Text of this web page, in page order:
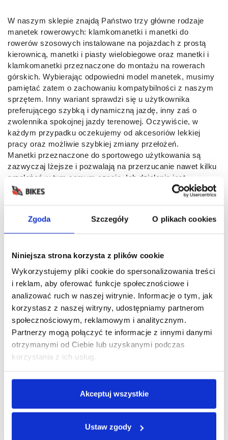
Zgoda Szczegóły O plikach cookies
Niniejsza strona korzysta z plików cookie
Wykorzystujemy pliki cookie do spersonalizowania treści
i reklam, aby oferować funkcje społecznościowe i
analizować ruch w naszej witrynie. Informacje o tym, jak
korzystasz z naszej witryny, udostępniamy partnerom
społecznościowym, reklamowym i analitycznym.
Partnerzy mogą połączyć te informacje z innymi danymi
otrzymanymi od Ciebie lub uzyskanymi podczas
korzystania z ich usług.
Akceptuj wszystkie
Ustaw zgody
W naszym sklepie znajdą Państwo trzy główne rodzaje
manetek rowerowych: klamkomanetki i manetki do
rowerów szosowych instalowane na pojazdach z prostą
kierownicą, manetki i piasty wielobiegowe oraz manetki i
klamkomanetki przeznaczone do montażu na rowerach
górskich. Wybierając odpowiedni model manetek, musimy
pamiętać zatem o zachowaniu kompatybilności z naszym
sprzętem. Inny wariant sprawdzi się u użytkownika
preferującego szybką i dynamiczną jazdę, inny zaś o
zwolennika spokojnej jazdy terenowej. Oczywiście, w
każdym przypadku oczekujemy od akcesoriów lekkiej
pracy oraz możliwie szybkiej zmiany przełożeń.
Manetki przeznaczone do sportowego użytkowania są
zazwyczaj lżejsze i pozwalają na przerzucanie nawet kilku
przełożeń w tym samym czasie. Ich działanie jest
precyzyjne i bardzo szybkie. W przypadku wolniejszej
jazdy wysoka skuteczność i szybkość nie są jednak tak
podstawowe, tańsze, modele klamkomanetek. Wybór jest
na tyle duży, że każdy rowerzysta znajdzie coś
Sprawdź nasze porady rowerowe